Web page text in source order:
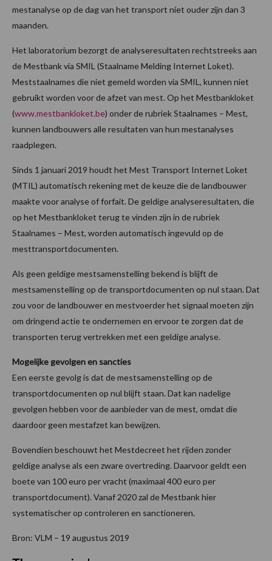
mestanalyse op de dag van het transport niet ouder zijn dan 3
maanden.
Het laboratorium bezorgt de analyseresultaten rechtstreeks aan
de Mestbank via SMIL (Staalname Melding Internet Loket).
Meststaalnames die niet gemeld worden via SMIL, kunnen niet
gebruikt worden voor de afzet van mest. Op het Mestbankloket
(www.mestbankloket.be) onder de rubriek Staalnames – Mest,
kunnen landbouwers alle resultaten van hun mestanalyses
raadplegen.
Sinds 1 januari 2019 houdt het Mest Transport Internet Loket
(MTIL) automatisch rekening met de keuze die de landbouwer
maakte voor analyse of forfait. De geldige analyseresultaten, die
op het Mestbankloket terug te vinden zijn in de rubriek
Staalnames – Mest, worden automatisch ingevuld op de
mesttransportdocumenten.
Als geen geldige mestsamenstelling bekend is blijft de
mestsamenstelling op de transportdocumenten op nul staan. Dat
zou voor de landbouwer en mestvoerder het signaal moeten zijn
om dringend actie te ondernemen en ervoor te zorgen dat de
transporten terug vertrekken met een geldige analyse.
Mogelijke gevolgen en sancties
Een eerste gevolg is dat de mestsamenstelling op de
transportdocumenten op nul blijft staan. Dat kan nadelige
gevolgen hebben voor de aanbieder van de mest, omdat die
daardoor geen mestafzet kan bewijzen.
Bovendien beschouwt het Mestdecreet het rijden zonder
geldige analyse als een zware overtreding. Daarvoor geldt een
boete van 100 euro per vracht (maximaal 400 euro per
transportdocument). Vanaf 2020 zal de Mestbank hier
systematischer op controleren en sanctioneren.
Bron: VLM – 19 augustus 2019